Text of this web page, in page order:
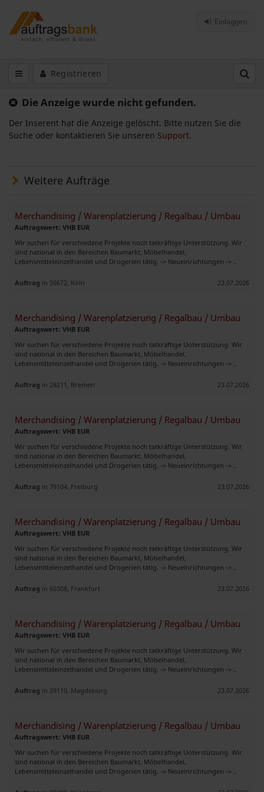
Einloggen
Registrieren
Die Anzeige wurde nicht gefunden.
Der Inserent hat die Anzeige gelöscht. Bitte nutzen Sie die
Suche oder kontaktieren Sie unseren Support.
Weitere Aufträge
Merchandising / Warenplatzierung / Regalbau / Umbau
Auftragswert: VHB EUR
Wir suchen für verschiedene Projekte noch tatkräftige Unterstützung. Wir
sind national in den Bereichen Baumarkt, Möbelhandel,
Lebensmitteleinzelhandel und Drogerien tätig. -> Neueinrichtungen -> ..
Auftrag in 50672, Köln 23.07.2026
Merchandising / Warenplatzierung / Regalbau / Umbau
Auftragswert: VHB EUR
Wir suchen für verschiedene Projekte noch tatkräftige Unterstützung. Wir
sind national in den Bereichen Baumarkt, Möbelhandel,
Lebensmitteleinzelhandel und Drogerien tätig. -> Neueinrichtungen -> ..
Auftrag in 28211, Bremen 23.07.2026
Merchandising / Warenplatzierung / Regalbau / Umbau
Auftragswert: VHB EUR
Wir suchen für verschiedene Projekte noch tatkräftige Unterstützung. Wir
sind national in den Bereichen Baumarkt, Möbelhandel,
Lebensmitteleinzelhandel und Drogerien tätig. -> Neueinrichtungen -> ..
Auftrag in 79104, Freiburg 23.07.2026
Merchandising / Warenplatzierung / Regalbau / Umbau
Auftragswert: VHB EUR
Wir suchen für verschiedene Projekte noch tatkräftige Unterstützung. Wir
sind national in den Bereichen Baumarkt, Möbelhandel,
Lebensmitteleinzelhandel und Drogerien tätig. -> Neueinrichtungen -> ..
Auftrag in 60308, Frankfurt 23.07.2026
Merchandising / Warenplatzierung / Regalbau / Umbau
Auftragswert: VHB EUR
Wir suchen für verschiedene Projekte noch tatkräftige Unterstützung. Wir
sind national in den Bereichen Baumarkt, Möbelhandel,
Lebensmitteleinzelhandel und Drogerien tätig. -> Neueinrichtungen -> ..
Auftrag in 39110, Magdeburg 23.07.2026
Merchandising / Warenplatzierung / Regalbau / Umbau
Auftragswert: VHB EUR
Wir suchen für verschiedene Projekte noch tatkräftige Unterstützung. Wir
sind national in den Bereichen Baumarkt, Möbelhandel,
Lebensmitteleinzelhandel und Drogerien tätig. -> Neueinrichtungen -> ..